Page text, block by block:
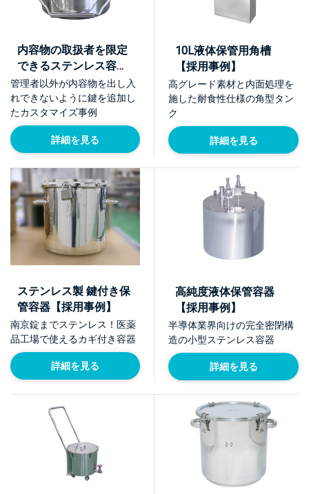
内容物の取扱者を限定
できるステンレス容器
【採用事例】
管理者以外が内容物を出し入
れできないように鍵を追加し
たカスタマイズ事例
詳細を見る
10L液体保管用角槽
【採用事例】
高グレード素材と内面処理を
施した耐食性仕様の角型タン
ク
詳細を見る
ステンレス製 鍵付き保
管容器【採用事例】
南京錠までステンレス！医薬
品工場で使えるカギ付き容器
詳細を見る
高純度液体保管容器
【採用事例】
半導体業界向けの完全密閉構
造の小型ステンレス容器
詳細を見る